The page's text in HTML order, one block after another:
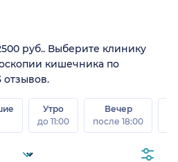
руб.. Выберите клинику
кишечника по
отзывов.
Утро
до 11:00
Вечер
после 18:00